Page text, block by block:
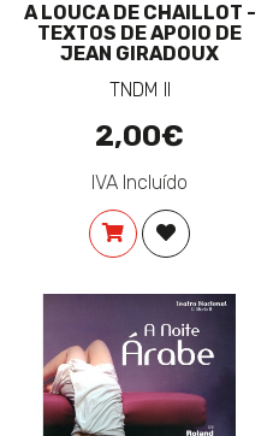
À LISTA DE DESEJOS
A LOUCA DE CHAILLOT -
TEXTOS DE APOIO DE
JEAN GIRADOUX
TNDM II
2,00€
IVA Incluído
COMPRARADICIONAR